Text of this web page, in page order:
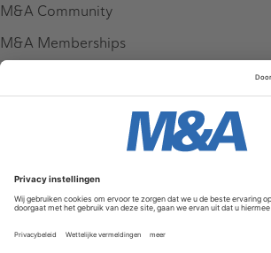
M&A Community
M&A Memberships
Service & Contact
Contact
FAQ